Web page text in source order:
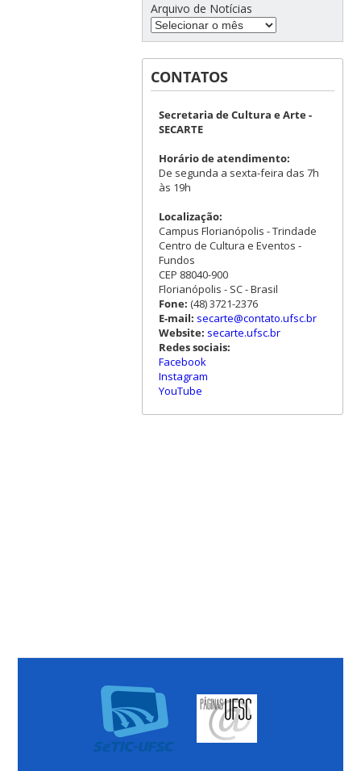
Arquivo de Notícias
CONTATOS
Secretaria de Cultura e Arte -
SECARTE
Horário de atendimento:
De segunda a sexta-feira das 7h
às 19h
Localização:
Campus Florianópolis - Trindade
Centro de Cultura e Eventos -
Fundos
CEP 88040-900
Florianópolis - SC - Brasil
Fone: (48) 3721-2376
E-mail: secarte@contato.ufsc.br
Website: secarte.ufsc.br
Redes sociais:
Facebook
Instagram
YouTube